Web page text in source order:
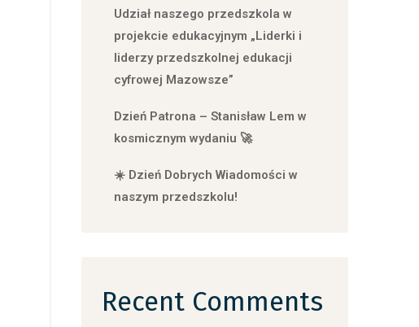
Udział naszego przedszkola w
projekcie edukacyjnym „Liderki i
liderzy przedszkolnej edukacji
cyfrowej Mazowsze”
Dzień Patrona – Stanisław Lem w
kosmicznym wydaniu 🚀
☀️ Dzień Dobrych Wiadomości w
naszym przedszkolu!
Recent Comments